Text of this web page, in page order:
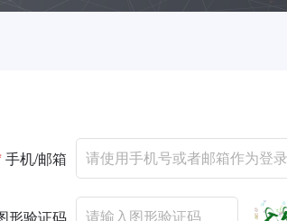
手机/邮箱